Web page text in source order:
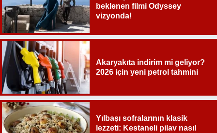
beklenen filmi Odyssey
vizyonda!
Akaryakıta indirim mi geliyor?
2026 için yeni petrol tahmini
Yılbaşı sofralarının klasik
lezzeti: Kestaneli pilav nasıl